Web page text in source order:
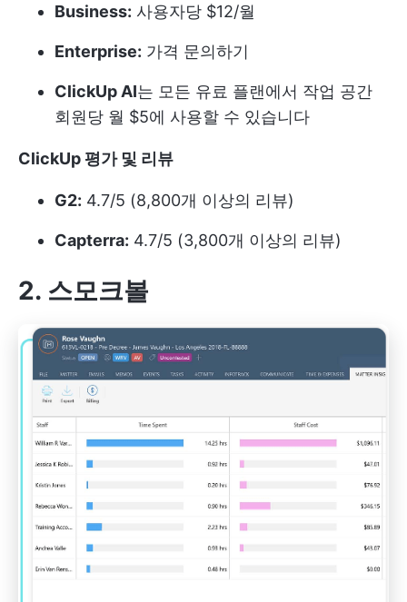
Business: 사용자당 $12/월
Enterprise: 가격 문의하기
ClickUp AI는 모든 유료 플랜에서 작업 공간
회원당 월 $5에 사용할 수 있습니다
ClickUp 평가 및 리뷰
G2: 4.7/5 (8,800개 이상의 리뷰)
Capterra: 4.7/5 (3,800개 이상의 리뷰)
2. 스모크볼